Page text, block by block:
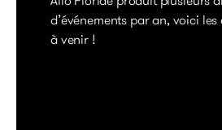
d’événements par an, voici
à venir !